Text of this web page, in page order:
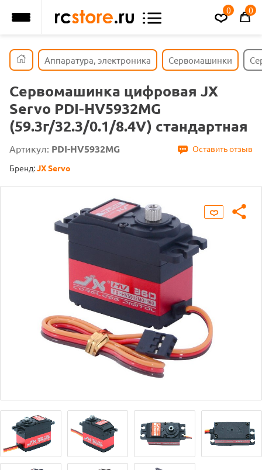
0 0
Аппаратура, электроника Сервомашинки
Сервомашинка цифровая JX
Servo PDI-HV5932MG
(59.3г/32.3/0.1/8.4V) стандартная
Артикул: PDI-HV5932MG
Оставить отзыв
Бренд:JX Servo